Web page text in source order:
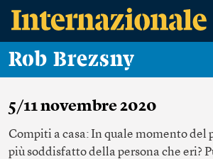
Rob Brezsny
5/11 novembre 2020
Compiti a casa: In quale momento del
più soddisfatto della persona che eri?